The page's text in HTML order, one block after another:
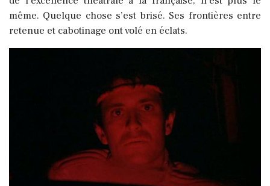
même. Quelque chose s’est brisé. Ses frontières entre
retenue et cabotinage ont volé en éclats.